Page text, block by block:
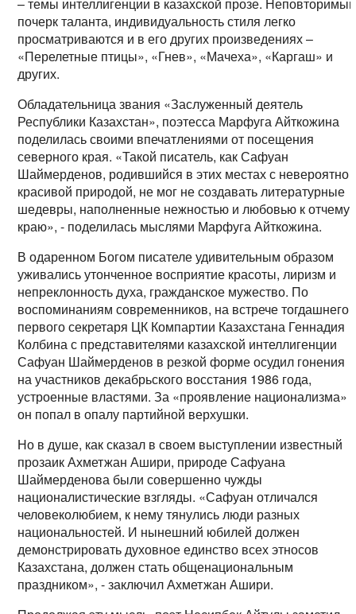
– темы интеллигенции в казахской прозе. Неповторимый
почерк таланта, индивидуальность стиля легко
просматриваются и в его других произведениях –
«Перелетные птицы», «Гнев», «Мачеха», «Каргаш» и
других.
Обладательница звания «Заслуженный деятель
Республики Казахстан», поэтесса Марфуга Айткожина
поделилась своими впечатлениями от посещения
северного края. «Такой писатель, как Сафуан
Шаймерденов, родившийся в этих местах с невероятно
красивой природой, не мог не создавать литературные
шедевры, наполненные нежностью и любовью к отчему
краю», - поделилась мыслями Марфуга Айткожина.
В одаренном Богом писателе удивительным образом
уживались утонченное восприятие красоты, лиризм и
непреклонность духа, гражданское мужество. По
воспоминаниям современников, на встрече тогдашнего
первого секретаря ЦК Компартии Казахстана Геннадия
Колбина с представителями казахской интеллигенции
Сафуан Шаймерденов в резкой форме осудил гонения
на участников декабрьского восстания 1986 года,
устроенные властями. За «проявление национализма»
он попал в опалу партийной верхушки.
Но в душе, как сказал в своем выступлении известный
прозаик Ахметжан Ашири, природе Сафуана
Шаймерденова были совершенно чужды
националистические взгляды. «Сафуан отличался
человеколюбием, к нему тянулись люди разных
национальностей. И нынешний юбилей должен
демонстрировать духовное единство всех этносов
Казахстана, должен стать общенациональным
праздником», - заключил Ахметжан Ашири.